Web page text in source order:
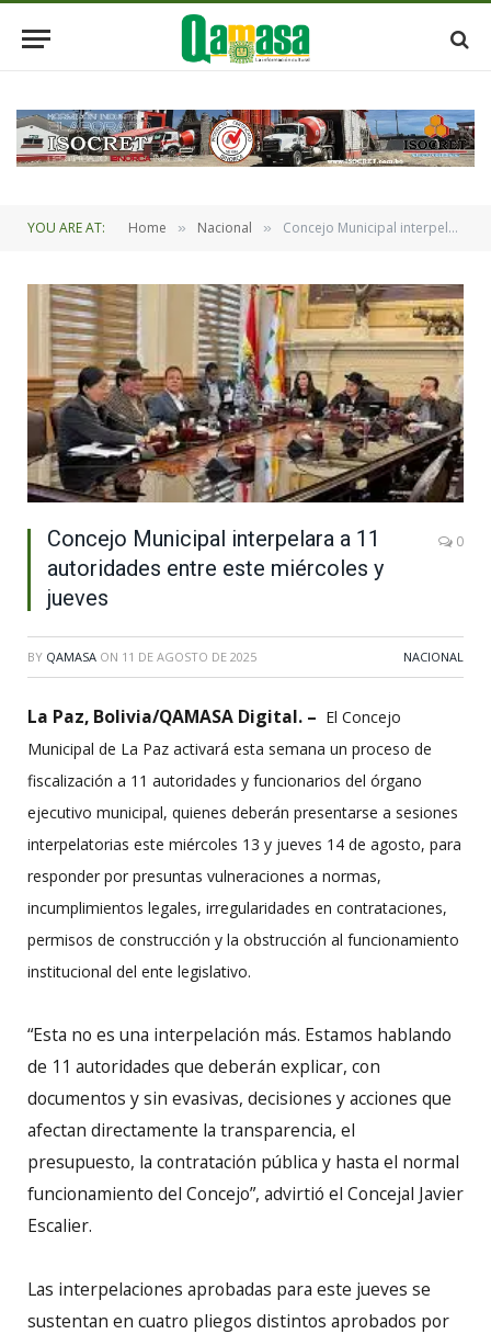
YOU ARE AT: Home » Nacional » Concejo Municipal interpelara a 11 autoridades entre este miércoles y jueves
Concejo Municipal interpelara a 11
autoridades entre este miércoles y
jueves
0
BY QAMASA ON 11 DE AGOSTO DE 2025 NACIONAL
La Paz, Bolivia/QAMASA Digital. – El Concejo
Municipal de La Paz activará esta semana un proceso de
fiscalización a 11 autoridades y funcionarios del órgano
ejecutivo municipal, quienes deberán presentarse a sesiones
interpelatorias este miércoles 13 y jueves 14 de agosto, para
responder por presuntas vulneraciones a normas,
incumplimientos legales, irregularidades en contrataciones,
permisos de construcción y la obstrucción al funcionamiento
institucional del ente legislativo.
“Esta no es una interpelación más. Estamos hablando
de 11 autoridades que deberán explicar, con
documentos y sin evasivas, decisiones y acciones que
afectan directamente la transparencia, el
presupuesto, la contratación pública y hasta el normal
funcionamiento del Concejo”, advirtió el Concejal Javier
Escalier.
Las interpelaciones aprobadas para este jueves se
sustentan en cuatro pliegos distintos aprobados por